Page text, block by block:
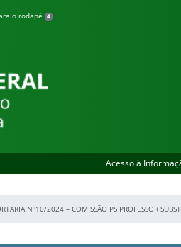
o rodapé 4
Acesso à
Nº10/2024 – COMISSÃO PS PROFESSOR